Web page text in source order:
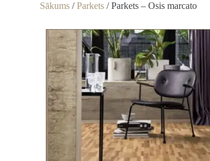
Sākums /Parkets / Parkets – Osis marcato